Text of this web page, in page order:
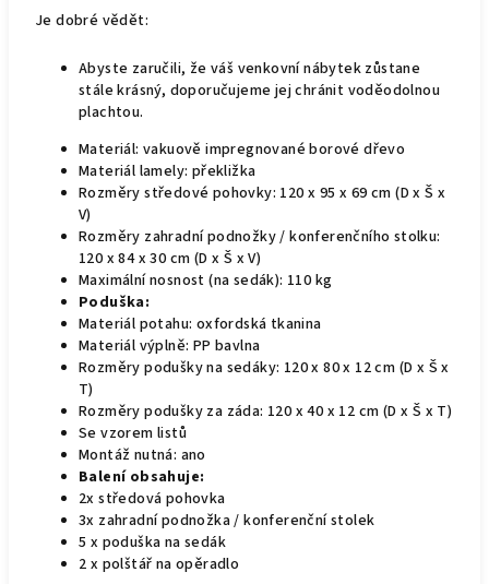
Je dobré vědět:
Abyste zaručili, že váš venkovní nábytek zůstane
stále krásný, doporučujeme jej chránit voděodolnou
plachtou.
Materiál: vakuově impregnované borové dřevo
Materiál lamely: překližka
Rozměry středové pohovky: 120 x 95 x 69 cm (D x Š x
V)
Rozměry zahradní podnožky / konferenčního stolku:
120 x 84 x 30 cm (D x Š x V)
Maximální nosnost (na sedák): 110 kg
Poduška:
Materiál potahu: oxfordská tkanina
Materiál výplně: PP bavlna
Rozměry podušky na sedáky: 120 x 80 x 12 cm (D x Š x
T)
Rozměry podušky za záda: 120 x 40 x 12 cm (D x Š x T)
Se vzorem listů
Montáž nutná: ano
Balení obsahuje:
2x středová pohovka
3x zahradní podnožka / konferenční stolek
5 x poduška na sedák
2 x polštář na opěradlo